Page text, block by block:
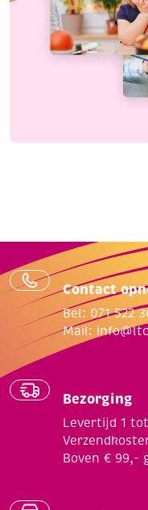
Contact
Bel: 071 522
Mail:
Bezorging
Levertijd 1
Boven € 99,-